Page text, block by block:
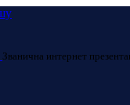
Званична интернет